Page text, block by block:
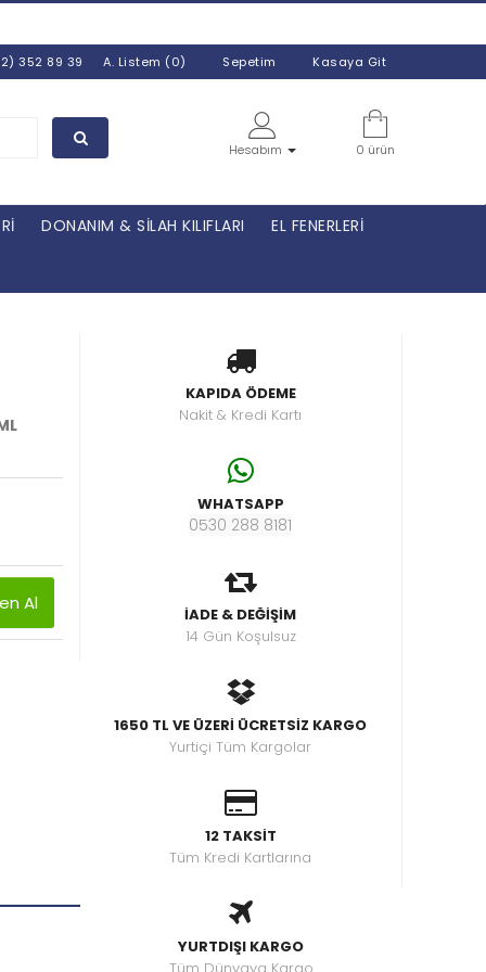
352 89 39 A. Listem (0) Sepetim Kasaya Git
Hesabım 0 ürün
DONANIM & SİLAH KILIFLARI
EL FENERLERİ
Al
KAPIDA ÖDEME
Nakit & Kredi Kartı
WHATSAPP
0530 288 8181
İADE & DEĞİŞİM
14 Gün Koşulsuz
1650 TL VE ÜZERİ ÜCRETSİZ KARGO
Yurtiçi Tüm Kargolar
12 TAKSİT
Tüm Kredi Kartlarına
YURTDIŞI KARGO